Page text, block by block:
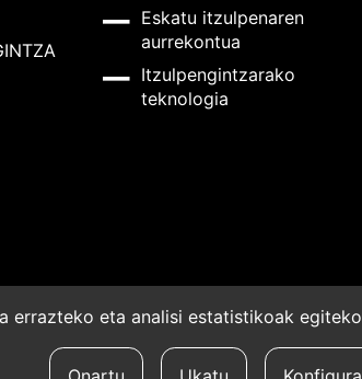
Eskatu itzulpenaren
aurrekontua
Itzulpengintzarako
teknologia
errazteko eta analisi estatistikoak